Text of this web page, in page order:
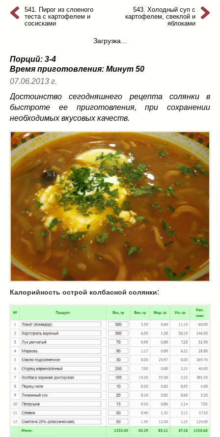
из слоеного теста(8)
на пикник(13)
(5)
салаты(198)
сладкие блюда(9)
супы(99)
борщ(5)
молочные(4)
свекольник(2)
солянка(4)
суп с фрикадельками(8)
суп-пюре(10)
холодные супы(22)
тушеное(42)
Вкусные враги фигуры…(44)
десерты
Масленица(17)
пироги(8)
рецепты теста
(2)
(12)
без выпечки
хворост
(0)
жареное(3)
запекаем(11)
напитки(1)
разное(6)
рыбные блюда(4)
салаты(11)
соусы(1)
Супы(1)
тушеное
541. Пирог из слоеного
теста с картофелем и
сосисками
543. Холодный суп с
картофелем, свеклой и
яблоками
Загрузка...
Порций: 3-4
Время приготовления: Минут 50
07.06.2013 г.
Достоинство сегодняшнего рецепта солянки в
быстроте ее приготовления, при сохранении
необходимых вкусовых качеств.
Калорийность острой колбасной солянки: